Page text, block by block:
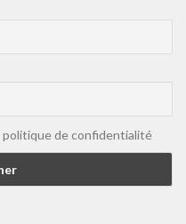
politique de confidentialité